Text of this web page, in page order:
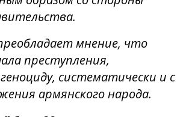
мнение, что
преступления,
систематически и с
армянского народа.